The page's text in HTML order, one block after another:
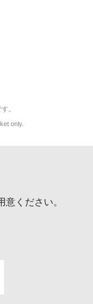
。
only.
ください。